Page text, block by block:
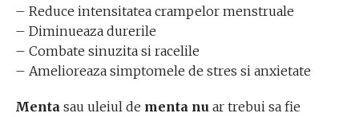
– Reduce intensitatea crampelor menstruale
– Diminueaza durerile
– Combate sinuzita si racelile
– Amelioreaza simptomele de stres si anxietate
Mentasau uleiul de menta nuar trebui sa fie